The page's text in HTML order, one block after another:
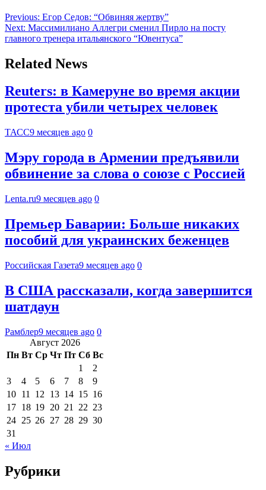
Previous: Егор Седов: “Обвиняя жертву”
Next: Массимилиано Аллегри сменил Пирло на посту
главного тренера итальянского “Ювентуса”
Related News
Reuters: в Камеруне во время акции
протеста убили четырех человек
ТАСС9 месяцев ago 0
Мэру города в Армении предъявили
обвинение за слова о союзе с Россией
Lenta.ru9 месяцев ago 0
Премьер Баварии: Больше никаких
пособий для украинских беженцев
Российская Газета9 месяцев ago 0
В США рассказали, когда завершится
шатдаун
Рамблер9 месяцев ago 0
Август 2026
Пн Вт Ср Чт Пт Сб Вс
1
2
3
4 5 6 7 8
9
10 11 12 13 14 15 16
17 18 19 20 21 22 23
24 25 26 27 28 29 30
31
« Июл
Рубрики